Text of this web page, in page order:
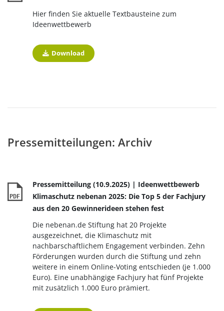
Hier finden Sie aktuelle Textbausteine zum
Ideenwettbewerb
Download
Pressemitteilungen: Archiv
PDF
Pressemitteilung (10.9.2025) | Ideenwettbewerb
Klimaschutz nebenan 2025: Die Top 5 der Fachjury
aus den 20 Gewinnerideen stehen fest
Die nebenan.de Stiftung hat 20 Projekte
ausgezeichnet, die Klimaschutz mit
nachbarschaftlichem Engagement verbinden. Zehn
Förderungen wurden durch die Stiftung und zehn
weitere in einem Online-Voting entschieden (je 1.000
Euro). Eine unabhängige Fachjury hat fünf Projekte
mit zusätzlich 1.000 Euro prämiert.